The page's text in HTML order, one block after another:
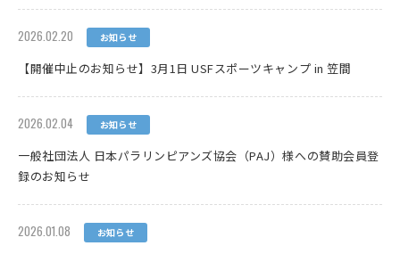
2026.02.20 お知らせ
【開催中止のお知らせ】3月1日 USFスポーツキャンプ in 笠間
2026.02.04 お知らせ
一般社団法人 日本パラリンピアンズ協会（PAJ）様への賛助会員登
録のお知らせ
2026.01.08 お知らせ